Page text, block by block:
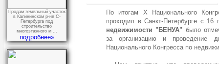
Продам земельный участок
в Калининском р-не С-
Петербурга под
строительство
многоэтажного м ...
подробнее»
По итогам X Национального
проходил в Санкт-Петербурге с
недвижимости "БЕНУА" было
за организацию и проведение
Национального Конгресса по